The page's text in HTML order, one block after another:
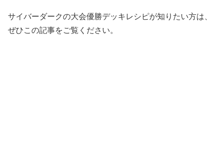
サイバーダークの大会優勝デッキレシピが知りたい方は、
ぜひこの記事をご覧ください。